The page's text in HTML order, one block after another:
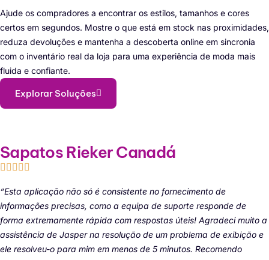
Ajude os compradores a encontrar os estilos, tamanhos e cores
certos em segundos. Mostre o que está em stock nas proximidades,
reduza devoluções e mantenha a descoberta online em sincronia
com o inventário real da loja para uma experiência de moda mais
fluida e confiante.
Explorar Soluções
Sapatos Rieker Canadá
“Esta aplicação não só é consistente no fornecimento de
informações precisas, como a equipa de suporte responde de
forma extremamente rápida com respostas úteis! Agradeci muito a
assistência de Jasper na resolução de um problema de exibição e
ele resolveu-o para mim em menos de 5 minutos. Recomendo